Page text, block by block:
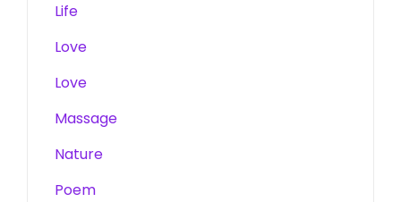
Life
Love
Love
Massage
Nature
Poem